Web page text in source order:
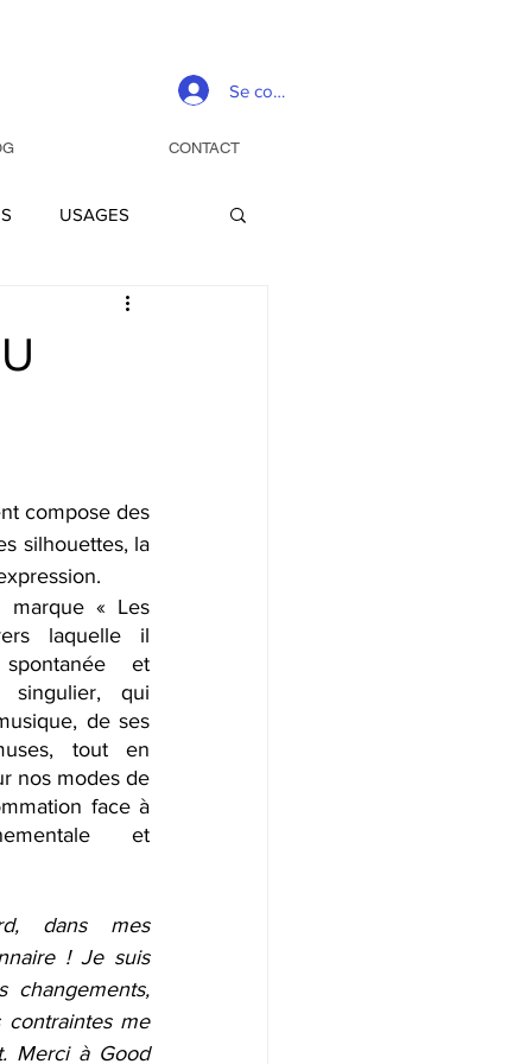
Se connecter
CONTACT
USAGES
EVENEMENTS
compose des
silhouettes, la
« Les
laquelle il
spontanée et
singulier, qui
de ses
tout en
nos modes de
face à
et
dans mes
! Je suis
changements,
me
Merci à Good